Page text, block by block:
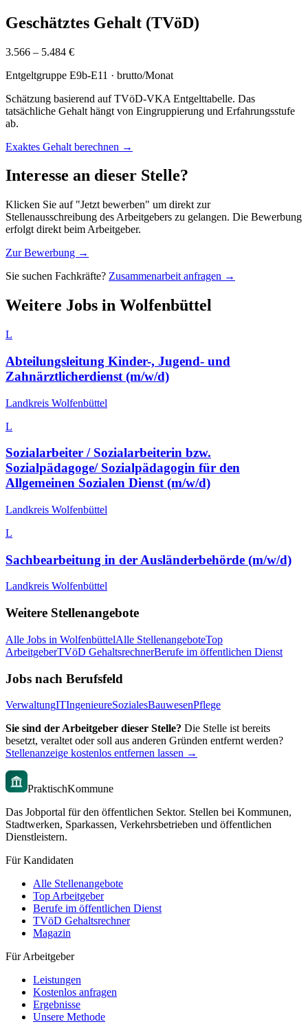
Geschätztes Gehalt (TVöD)
3.566 – 5.484 €
Entgeltgruppe E9b-E11 · brutto/Monat
Schätzung basierend auf TVöD-VKA Entgelttabelle. Das
tatsächliche Gehalt hängt von Eingruppierung und Erfahrungsstufe
ab.
Exaktes Gehalt berechnen →
Interesse an dieser Stelle?
Klicken Sie auf "Jetzt bewerben" um direkt zur
Stellenausschreibung des Arbeitgebers zu gelangen. Die Bewerbung
erfolgt direkt beim Arbeitgeber.
Zur Bewerbung →
Sie suchen Fachkräfte? Zusammenarbeit anfragen →
Weitere Jobs in Wolfenbüttel
L
Abteilungsleitung Kinder-, Jugend- und
Zahnärztlicherdienst (m/w/d)
Landkreis Wolfenbüttel
L
Sozialarbeiter / Sozialarbeiterin bzw.
Sozialpädagoge/ Sozialpädagogin für den
Allgemeinen Sozialen Dienst (m/w/d)
Landkreis Wolfenbüttel
L
Sachbearbeitung in der Ausländerbehörde (m/w/d)
Landkreis Wolfenbüttel
Weitere Stellenangebote
Alle Jobs in WolfenbüttelAlle StellenangeboteTop
ArbeitgeberTVöD GehaltsrechnerBerufe im öffentlichen Dienst
Jobs nach Berufsfeld
VerwaltungITIngenieureSozialesBauwesenPflege
Sie sind der Arbeitgeber dieser Stelle? Die Stelle ist bereits
besetzt, veraltet oder soll aus anderen Gründen entfernt werden?
Stellenanzeige kostenlos entfernen lassen →
PraktischKommune
Das Jobportal für den öffentlichen Sektor. Stellen bei Kommunen,
Stadtwerken, Sparkassen, Verkehrsbetrieben und öffentlichen
Dienstleistern.
Für Kandidaten
Alle Stellenangebote
Top Arbeitgeber
Berufe im öffentlichen Dienst
TVöD Gehaltsrechner
Magazin
Für Arbeitgeber
Leistungen
Kostenlos anfragen
Ergebnisse
Unsere Methode